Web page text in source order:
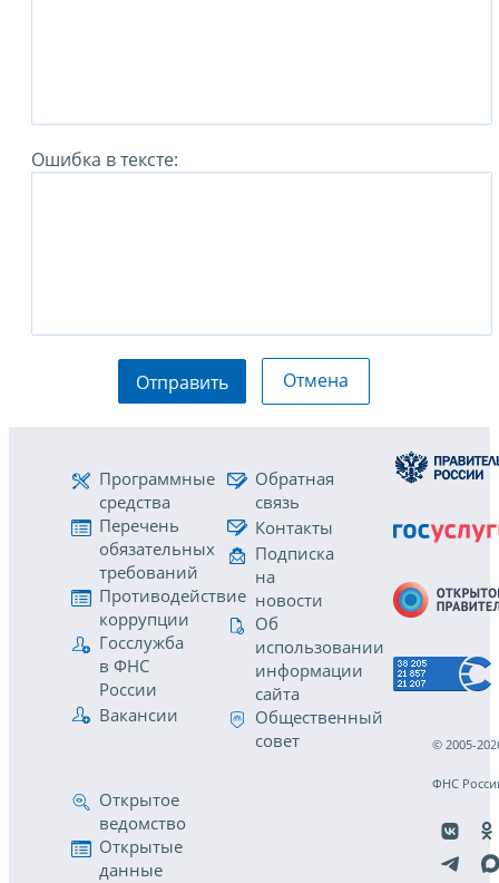
Ошибка в тексте:
Отправить Отмена
Программные
средства
Перечень
обязательных
требований
Противодействие
коррупции
Госслужба
в ФНС
России
Вакансии
Обратная
связь
Контакты
Подписка
на
новости
Об
использовании
информации
сайта
Общественный
совет
Открытое
ведомство
Открытые
данные
© 2005-
ФНС